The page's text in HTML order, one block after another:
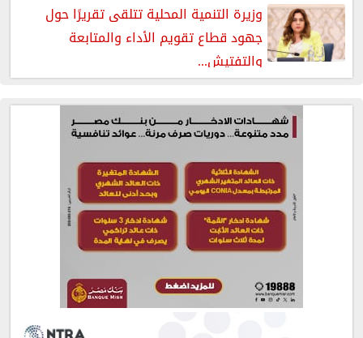
وزيرة التنمية المحلية تتلقى تقريرًا حول
جهود قطاع تقويم الأداء والمتابعة
والتفتيش...